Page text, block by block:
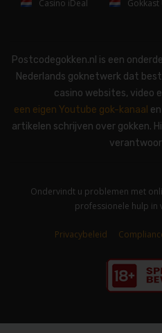
Casino iDeal Gokkast
Postcodegokken.nl is een
Nederlands goknetwerk dat
casino websites, video
een eigen Youtube gok-kanaal
artikelen schrijven over gokken.
Ondervindt u problemen met
professionele hulp in
Privacybeleid